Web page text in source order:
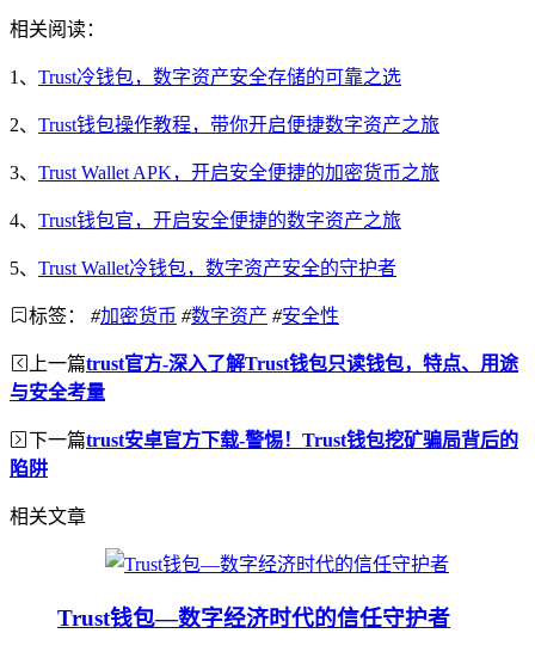
相关阅读：
1、 Trust冷钱包，数字资产安全存储的可靠之选
2、 Trust钱包操作教程，带你开启便捷数字资产之旅
3、 Trust Wallet APK，开启安全便捷的加密货币之旅
4、 Trust钱包官，开启安全便捷的数字资产之旅
5、 Trust Wallet冷钱包，数字资产安全的守护者
标签： #加密货币 #数字资产 #安全性
上一篇trust官方-深入了解Trust钱包只读钱包，特点、用途
与安全考量
下一篇trust安卓官方下载-警惕！Trust钱包挖矿骗局背后的
陷阱
相关文章
Trust钱包—数字经济时代的信任守护者